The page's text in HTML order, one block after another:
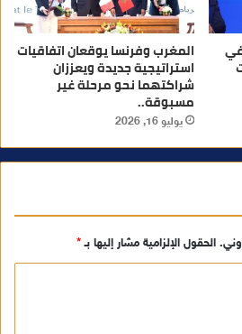
المغرب وفرنسا يوقعان اتفاقيات
استراتيجية جديدة ويعززان
شراكتهما نحو مرحلة غير
مسبوقة..
يوليو 16, 2026
الحقول الإلزامية مشار إليها بـ*